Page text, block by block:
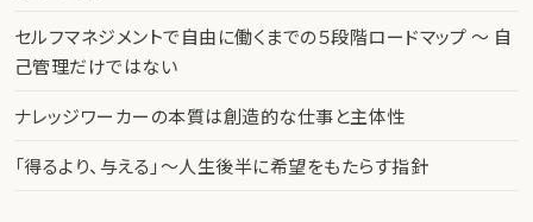
セルフマネジメントで自由に働くまでの５段階ロードマップ 〜 自
己管理だけではない
ナレッジワーカーの本質は創造的な仕事と主体性
「得るより、与える」〜人生後半に希望をもたらす指針